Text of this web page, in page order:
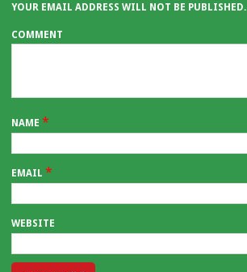
YOUR EMAIL ADDRESS WILL NOT BE PUBLISHED.
COMMENT
NAME *
EMAIL *
WEBSITE